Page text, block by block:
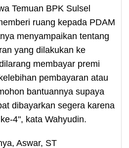
Temuan BPK Sulsel
ruang kepada PDAM
menyampaikan tentang
yang dilakukan ke
membayar premi
pembayaran atau
bantuannya supaya
dibayarkan segera karena
4", kata Wahyudin.
Aswar, ST